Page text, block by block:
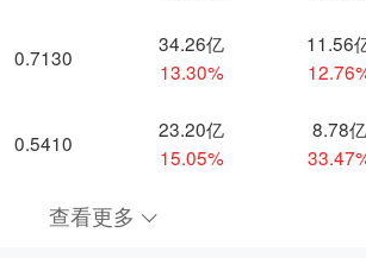
0.7130
34.26亿
13.30%
11.56
0.5410
23.20亿
15.05%
8.78亿
查看更多